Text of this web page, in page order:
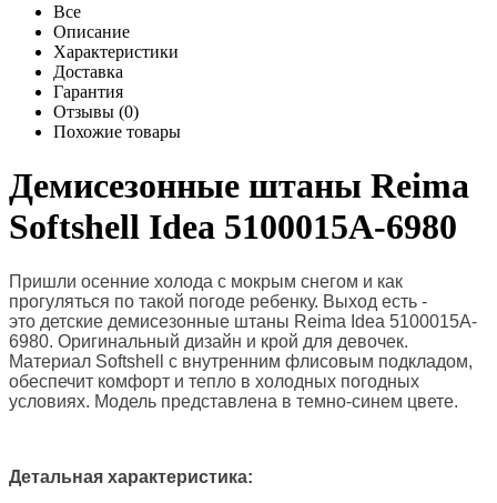
Все
Описание
Характеристики
Доставка
Гарантия
Отзывы (0)
Похожие товары
Демисезонные штаны Reima
Softshell Idea 5100015A-6980
Пришли осенние холода с мокрым снегом и как
прогуляться по такой погоде ребенку. Выход есть -
это детские демисезонные штаны Reima Idea 5100015A-
6980. Оригинальный дизайн и крой для девочек.
Материал Softshell с внутренним флисовым подкладом,
обеспечит комфорт и тепло в холодных погодных
условиях. Модель представлена в темно-синем цвете.
Детальная характеристика: